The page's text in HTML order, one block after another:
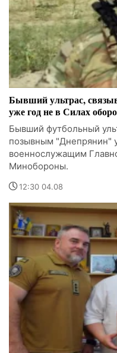
Бывший ультрас,
уже год не в Силах
Бывший футбольный
позывным "Днепрянин"
военнослужащим
Минобороны.
12:30 04.08